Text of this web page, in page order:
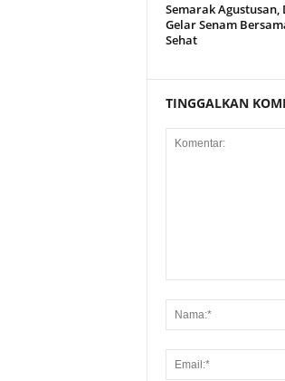
Semarak Agustusan,
Gelar Senam
Sehat
TINGGALKAN